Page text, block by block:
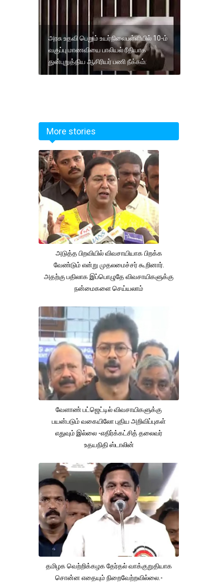
அரசு உதவி பெறும் உயர்நிலைபள்ளியில் 10-ம்
வகுப்பு மாணவியை பாலியல் ரீதியாக
துன்புறுத்திய ஆசிரியர் பணி நீக்கம்.
More stories
அடுத்த பிறவியில் விவசாயியாக பிறக்க
வேண்டும் என்று முதலமைச்சர் கூறினார்.
அதற்கு பதிலாக இப்பொழுதே விவசாயிகளுக்கு
நன்மைகளை செய்யலாம்
வேளாண் பட்ஜெட்டில் விவசாயிகளுக்கு
பயன்படும் வகையிலோ புதிய அறிவிப்புகள்
எதுவும் இல்லை -எதிர்க்கட்சித் தலைவர்
உதயநிதி ஸ்டாலின்
தமிழக வெற்றிக்கழக தேர்தல் வாக்குறுதியாக
சொன்ன எதையும் நிறைவேற்றவில்லை.-